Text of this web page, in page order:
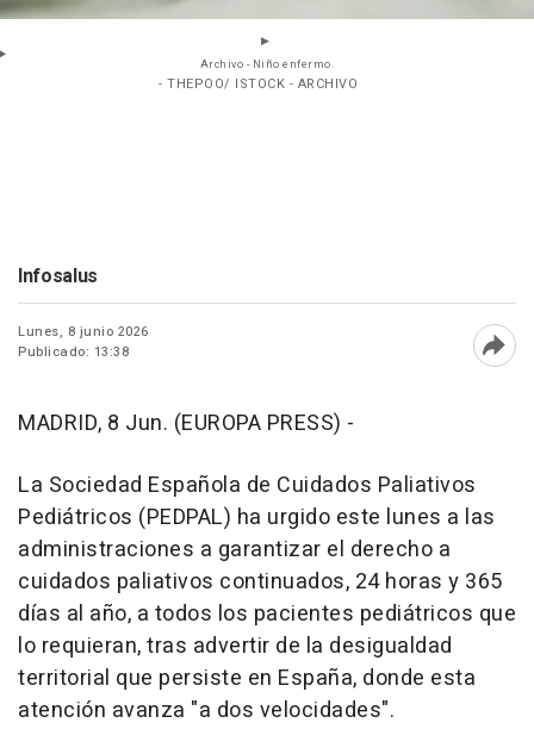
Archivo - Niño enfermo.
- THEPOO/ ISTOCK - ARCHIVO
Infosalus
Lunes, 8 junio 2026
Publicado: 13:38
MADRID, 8 Jun. (EUROPA PRESS) -
La Sociedad Española de Cuidados Paliativos
Pediátricos (PEDPAL) ha urgido este lunes a las
administraciones a garantizar el derecho a
cuidados paliativos continuados, 24 horas y 365
días al año, a todos los pacientes pediátricos que
lo requieran, tras advertir de la desigualdad
territorial que persiste en España, donde esta
atención avanza "a dos velocidades".